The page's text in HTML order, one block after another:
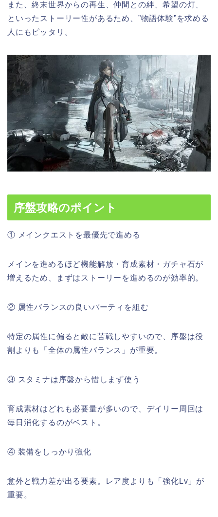
また、終末世界からの再生、仲間との絆、希望の灯、
といったストーリー性があるため、”物語体験”を求める
人にもピッタリ。
序盤攻略のポイント
① メインクエストを最優先で進める
メインを進めるほど機能解放・育成素材・ガチャ石が
増えるため、まずはストーリーを進めるのが効率的。
② 属性バランスの良いパーティを組む
特定の属性に偏ると敵に苦戦しやすいので、序盤は役
割よりも「全体の属性バランス」が重要。
③ スタミナは序盤から惜しまず使う
育成素材はどれも必要量が多いので、デイリー周回は
毎日消化するのがベスト。
④ 装備をしっかり強化
意外と戦力差が出る要素。レア度よりも「強化Lv」が
重要。